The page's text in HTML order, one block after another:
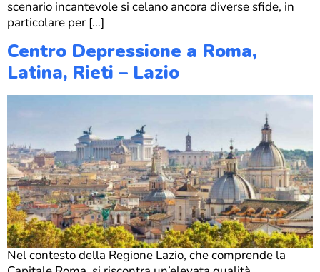
scenario incantevole si celano ancora diverse sfide, in
particolare per […]
Centro Depressione a Roma,
Latina, Rieti – Lazio
Nel contesto della Regione Lazio, che comprende la